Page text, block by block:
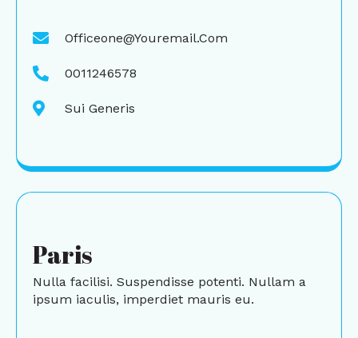
Officeone@youremail.com
0011246578
Sui Generis
Paris
Nulla facilisi. Suspendisse potenti. Nullam a
ipsum iaculis, imperdiet mauris eu.